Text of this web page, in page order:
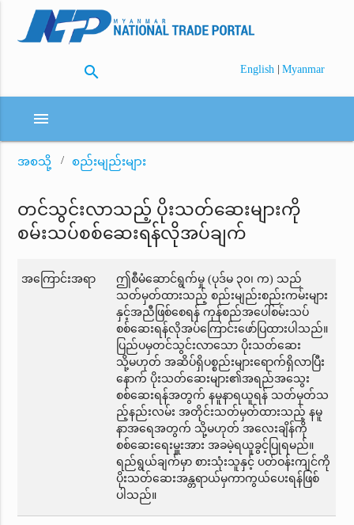
search English | Myanmar
menu
အစသို့ စည်းမျည်းများ
တင်သွင်းလာသည့် ပိုးသတ်ဆေးများကို
စမ်းသပ်စစ်ဆေးရန်လိုအပ်ချက်
အကြောင်းအရာ
ဤစီမံဆောင်ရွက်မှု (ပုဒ်မ ၃၀၊ က) သည်
သတ်မှတ်ထားသည့် စည်းမျည်းစည်းကမ်းများ
နှင့်အညီဖြစ်စေရန် ကုန်စည်အပေါ်စမ်းသပ်
စစ်ဆေးရန်လိုအပ်ကြောင်းဖော်ပြထားပါသည်။
ပြည်ပမှတင်သွင်းလာသော ပိုးသတ်ဆေး
သို့မဟုတ် အဆိပ်ရှိပစ္စည်းများရောက်ရှိလာပြီး
နောက် ပိုးသတ်ဆေးများ၏အရည်အသွေး
စစ်ဆေးရန်အတွက် နမူနာရယူရန် သတ်မှတ်သ
ည့်နည်းလမ်း အတိုင်းသတ်မှတ်ထားသည့် နမူ
နာအရေအတွက် သို့မဟုတ် အလေးချိန်ကို
စစ်ဆေးရေးမှူးအား အခမဲ့ရယူခွင့်ပြုရမည်။
ရည်ရွယ်ချက်မှာ စားသုံးသူနှင့် ပတ်ဝန်းကျင်ကို
ပိုးသတ်ဆေးအန္တရာယ်မှကာကွယ်ပေးရန်ဖြစ်
ပါသည်။